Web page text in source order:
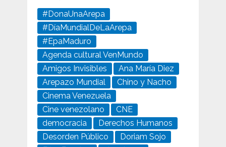
#DonaUnaArepa
#DíaMundialDeLaArepa
#EpaMaduro
Agenda cultural VenMundo
Amigos Invisibles
Ana María Diez
Arepazo Mundial
Chino y Nacho
Cinema Venezuela
Cine venezolano
CNE
democracia
Derechos Humanos
Desorden Público
Doriam Sojo